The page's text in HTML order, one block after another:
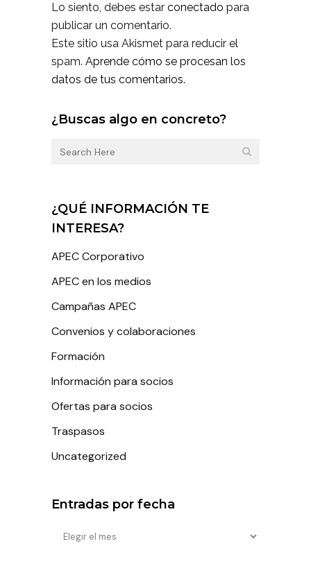
Lo siento, debes estar conectado para
publicar un comentario.
Este sitio usa Akismet para reducir el
spam. Aprende cómo se procesan los
datos de tus comentarios.
¿Buscas algo en concreto?
¿QUÉ INFORMACIÓN TE
INTERESA?
APEC Corporativo
APEC en los medios
Campañas APEC
Convenios y colaboraciones
Formación
Información para socios
Ofertas para socios
Traspasos
Uncategorized
Entradas por fecha
Entradas